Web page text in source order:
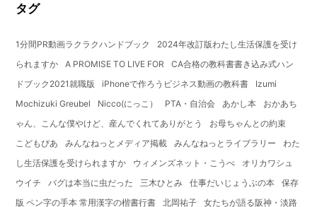
タグ
1分間PR動画ラクラクハンドブック
2024年改訂版わたし生活保護を受け
られますか
A PROMISE TO LIVE FOR
CA合格の教科書書き込み式ハン
ドブック2021就職版
iPhoneで作ろうビジネス動画の教科書
Izumi
Mochizuki Greubel
Nicco(にっこ） PTA・自治会 あかし本
おかあち
ゃん、こんな僕やけど、産んでくれてありがとう
お母ちゃんとの約束
こどもぴあ
みんなねっとメディア掲載 みんなねっとライブラリー
わた
し生活保護を受けられますか
ウィメンズネット・こうべ
オリカワシュ
ウイチ
バグは本当に虫だった 三木ひとみ 仕事だいじょうぶの本
保存
版 ペン字の手本 常用漢字の楷書行書
北岡祐子
女たちが語る阪神・淡路